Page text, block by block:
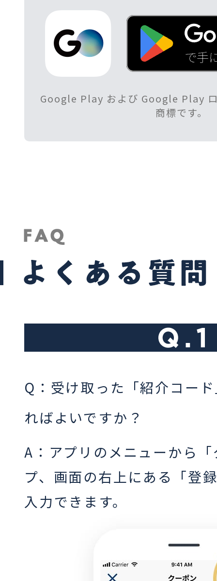
Google Play および Google Play
商標です。
Q：受け取った「紹介コー
ればよいですか？
A：アプリのメニューから
プ、画面の右上にある「登
入力できます。